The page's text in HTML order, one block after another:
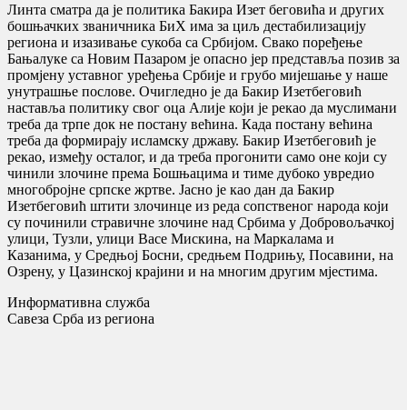
Линта сматра да је политика Бакира Изет беговића и других
бошњачких званичника БиХ има за циљ дестабилизацију
региона и изазивање сукоба са Србијом. Свако поређење
Бањалуке са Новим Пазаром је опасно јер представља позив за
промјену уставног уређења Србије и грубо мијешање у наше
унутрашње послове. Очигледно је да Бакир Изетбеговић
наставља политику свог оца Алије који је рекао да муслимани
треба да трпе док не постану већина. Када постану већина
треба да формирају исламску државу. Бакир Изетбеговић је
рекао, између осталог, и да треба прогонити само оне који су
чинили злочине према Бошњацима и тиме дубоко увредио
многобројне српске жртве. Јасно је као дан да Бакир
Изетбеговић штити злочинце из реда сопственог народа који
су починили стравичне злочине над Србима у Добровољачкој
улици, Тузли, улици Васе Мискина, на Маркалама и
Казанима, у Средњој Босни, средњем Подрињу, Посавини, на
Озрену, у Цазинској крајини и на многим другим мјестима.
Информативна служба
Савеза Срба из региона